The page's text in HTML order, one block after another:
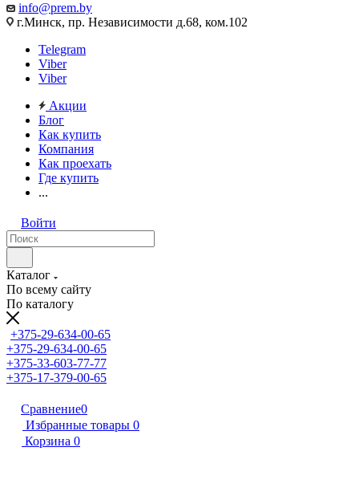
info@prem.by
г.Минск, пр. Независимости д.68, ком.102
Telegram
Viber
Viber
Акции
Блог
Как купить
Компания
Как проехать
Где купить
...
Войти
Каталог
По всему сайту
По каталогу
+375-29-634-00-65
+375-29-634-00-65
+375-33-603-77-77
+375-17-379-00-65
Сравнение0
Избранные товары 0
Корзина 0